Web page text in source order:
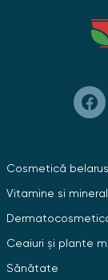
Cosmetică
Vitamine si
Ceaiuri și plante
Sănătate